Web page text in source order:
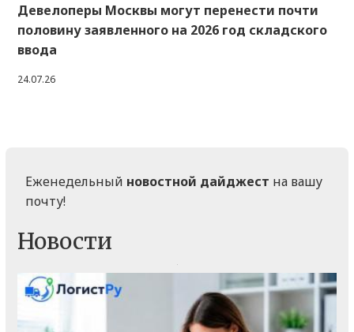
Девелоперы Москвы могут перенести почти
половину заявленного на 2026 год складского
ввода
24.07.26
Еженедельный новостной дайджест на вашу
почту!
Новости